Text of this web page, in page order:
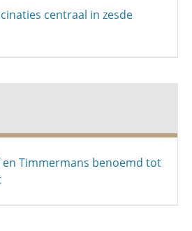
centraal in zesde
en Timmermans benoemd tot